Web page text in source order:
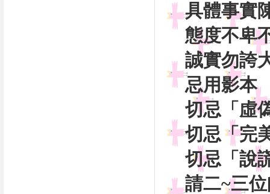
具體事
態度不
誠實勿
忌用影
切忌「
切忌「
切
請二~三